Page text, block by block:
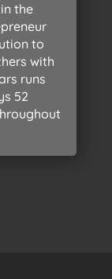
the
to
with
runs
52